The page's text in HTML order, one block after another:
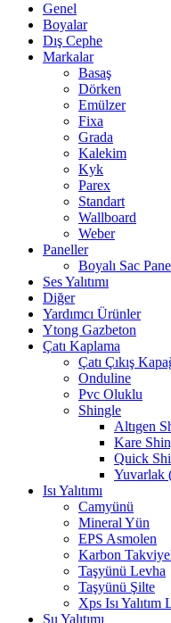
Genel
Boyalar
Dış Cephe
Markalar
Basaş
Dörken
Emülzer
Fixa
Grada
Kalekim
Kyk
Parex
Standart
Wallboard
Weber
Paneller
Boyalı Sac
Ses Yalıtımı
Diğer
Yardımcı Ürünler
Ytong Gazbeton
Çatı Kaplama
Çatı Çıkış
Onduline
Pvc Oluklu
Shingle
Altıgen
Kare
Quick
Yuvarlak
Isı Yalıtımı
Camyünü
Mineral Yün
EPS Asmolen
Karbon
Taşyünü Levha
Taşyünü Şilte
Xps Isı Yalıtım
Su Yalıtımı